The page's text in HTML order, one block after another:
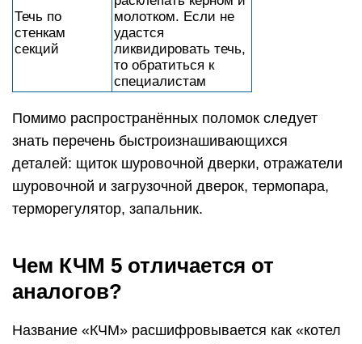
Течь по
стенкам
секций
молотком. Если не
удастся
ликвидировать течь,
то обратиться к
специалистам
Помимо распространённых поломок следует
знать перечень быстроизнашивающихся
деталей: щиток шуровочной дверки, отражатели
шуровочной и загрузочной дверок, термопара,
терморегулятор, запальник.
Чем КЧМ 5 отличается от
аналогов?
Название «КЧМ» расшифровывается как «котел